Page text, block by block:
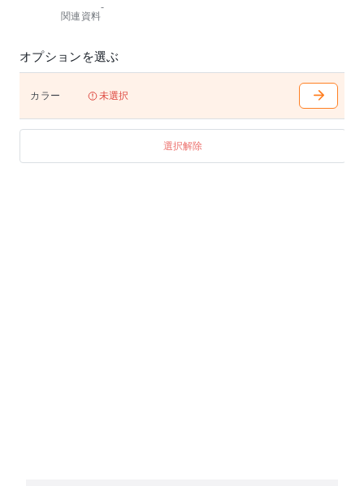
ヘッドボード、フットボード、サイドフレーム、すの
※フレームのみ
※マットレス別売
関連資料
-
オプションを選ぶ
カラー 未選択
選択解除